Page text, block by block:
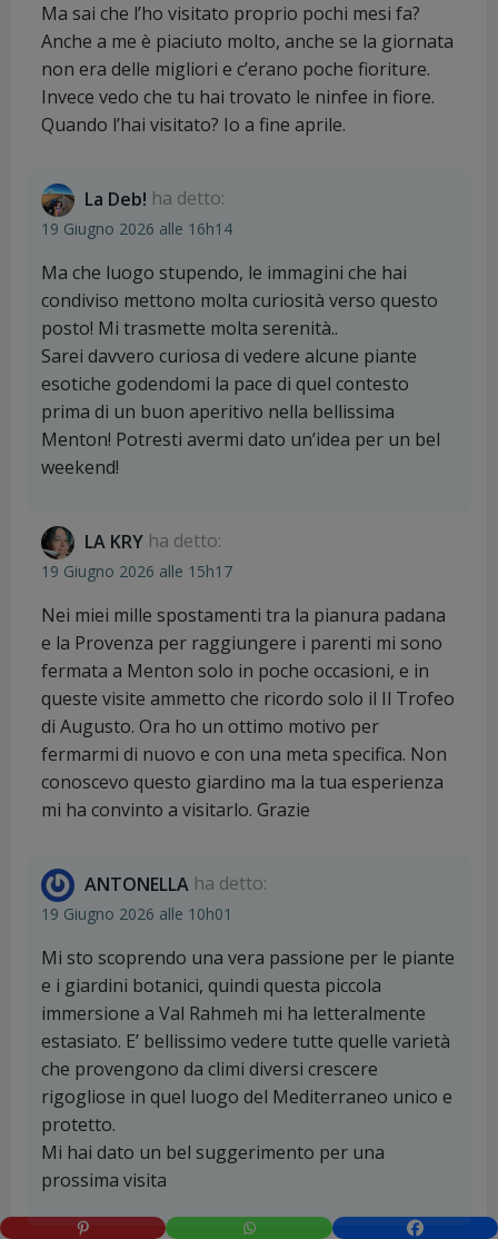
Ma sai che l’ho visitato proprio pochi mesi fa?
Anche a me è piaciuto molto, anche se la giornata
non era delle migliori e c’erano poche fioriture.
Invece vedo che tu hai trovato le ninfee in fiore.
Quando l’hai visitato? Io a fine aprile.
La Deb! ha detto:
19 Giugno 2026 alle 16h14
Ma che luogo stupendo, le immagini che hai
condiviso mettono molta curiosità verso questo
posto! Mi trasmette molta serenità..
Sarei davvero curiosa di vedere alcune piante
esotiche godendomi la pace di quel contesto
prima di un buon aperitivo nella bellissima
Menton! Potresti avermi dato un’idea per un bel
weekend!
LA KRY ha detto:
19 Giugno 2026 alle 15h17
Nei miei mille spostamenti tra la pianura padana
e la Provenza per raggiungere i parenti mi sono
fermata a Menton solo in poche occasioni, e in
queste visite ammetto che ricordo solo il Il Trofeo
di Augusto. Ora ho un ottimo motivo per
fermarmi di nuovo e con una meta specifica. Non
conoscevo questo giardino ma la tua esperienza
mi ha convinto a visitarlo. Grazie
ANTONELLA ha detto:
19 Giugno 2026 alle 10h01
Mi sto scoprendo una vera passione per le piante
e i giardini botanici, quindi questa piccola
immersione a Val Rahmeh mi ha letteralmente
estasiato. E’ bellissimo vedere tutte quelle varietà
che provengono da climi diversi crescere
rigogliose in quel luogo del Mediterraneo unico e
protetto.
Mi hai dato un bel suggerimento per una
prossima visita